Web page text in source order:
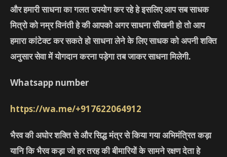
और हमारी साधना का गलत उपयोग कर रहे हे इसलिए आप सब साधक
मित्रो को नम्र विनंती हे की आपको अगर साधना सीखनी हो तो आप
हमारा कांटेक्ट कर सकते हो साधना लेने के लिए साधक को अपनी शक्ति
अनुसार सेवा में योगदान करना पड़ेगा तब जाकर साधना मिलेगी.
Whatsapp number
https://wa.me/+917622064912
भैरव की अघोर शक्ति से और सिद्ध मंत्र से किया गया अभिमंत्रित कड़ा
यानि कि भैरव कड़ा जो हर तरह की बीमारियों के सामने रक्षण देता हे